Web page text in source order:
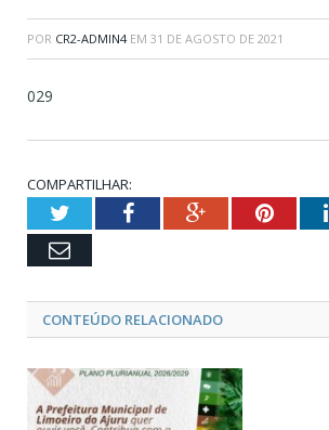
POR CR2-ADMIN4 EM 31 DE AGOSTO DE 2021
029
COMPARTILHAR:
TwitterFacebookGoogle+
Email
CONTEÚDO RELACIONADO